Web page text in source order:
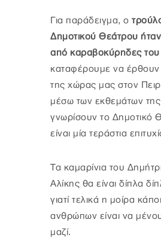
Για παράδειγμα, ο
Δημοτικού Θεάτρου
από καραβοκύρηδες του
καταφέρουμε να έρθουν
της χώρας μας στον
μέσω των εκθεμάτων της
γνωρίσουν το Δημοτικό
είναι μία τεράστια
Τα καμαρίνια του
Αλίκης θα είναι δίπλα
γιατί τελικά η μοίρα
ανθρώπων είναι να
μαζί.